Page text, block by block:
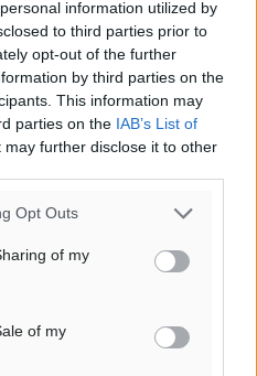
information utilized by
to third parties prior to
opt-out of the further
by third parties on the
This information may
parties on the IAB’s List of
may further disclose it to other
Opt Outs
of my
of my